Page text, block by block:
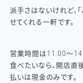
派手さはないけれど、
せてくれる一軒です。
営業時間は11:00〜
食べたいなら、開店直
払いは現金のみです。